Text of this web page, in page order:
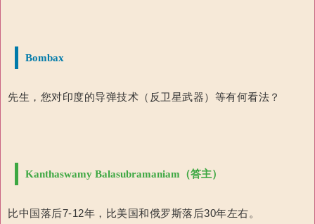
Bombax
先生，您对印度的导弹技术（反卫星武器）等有何看法？
Kanthaswamy Balasubramaniam（答主）
比中国落后7-12年，比美国和俄罗斯落后30年左右。